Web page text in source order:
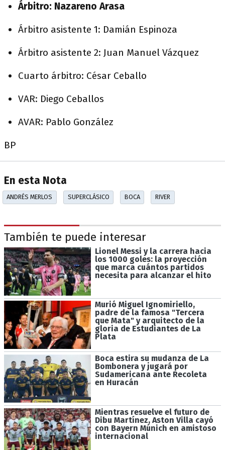
Árbitro: Nazareno Arasa
Árbitro asistente 1: Damián Espinoza
Árbitro asistente 2: Juan Manuel Vázquez
Cuarto árbitro: César Ceballo
VAR: Diego Ceballos
AVAR: Pablo González
BP
En esta Nota
ANDRÉS MERLOS SUPERCLÁSICO BOCA RIVER
También te puede interesar
Lionel Messi y la carrera hacia
los 1000 goles: la proyección
que marca cuántos partidos
necesita para alcanzar el hito
Murió Miguel Ignomiriello,
padre de la famosa "Tercera
que Mata" y arquitecto de la
gloria de Estudiantes de La
Plata
Boca estira su mudanza de La
Bombonera y jugará por
Sudamericana ante Recoleta
en Huracán
Mientras resuelve el futuro de
Dibu Martínez, Aston Villa cayó
con Bayern Múnich en amistoso
internacional